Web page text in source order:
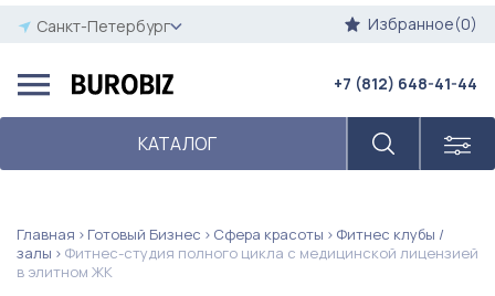
Санкт-Петербург Избранное(0)
КАТАЛОГ
+7 (812) 648-41-44
Главная Готовый Бизнес Сфера красоты
Фитнес клубы /
залы
Фитнес-студия полного цикла с медицинской лицензией
в элитном ЖК